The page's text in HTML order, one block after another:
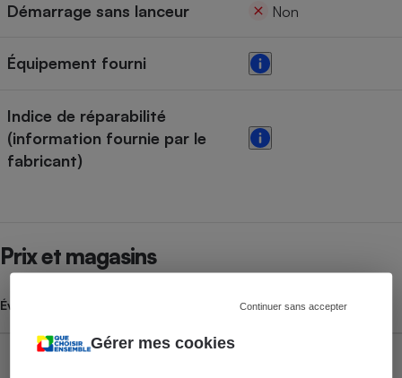
Gérer mes cookies
Continuer sans accepter
Démarrage sans lanceur Non
Équipement fourni
Indice de réparabilité
(information fournie par le
fabricant)
Prix et magasins
Évolution du prix moyen